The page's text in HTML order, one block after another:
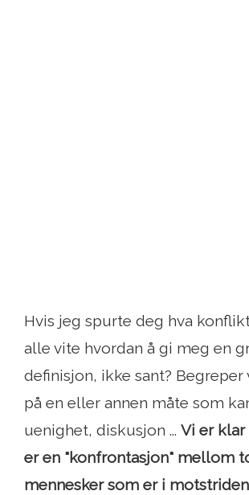
Hvis jeg spurte deg hva
alle vite hvordan å gi meg en
definisjon, ikke sant? Begreper
på en eller annen måte som
uenighet, diskusjon ... Vi er
er en "konfrontasjon" mellom
mennesker som er i